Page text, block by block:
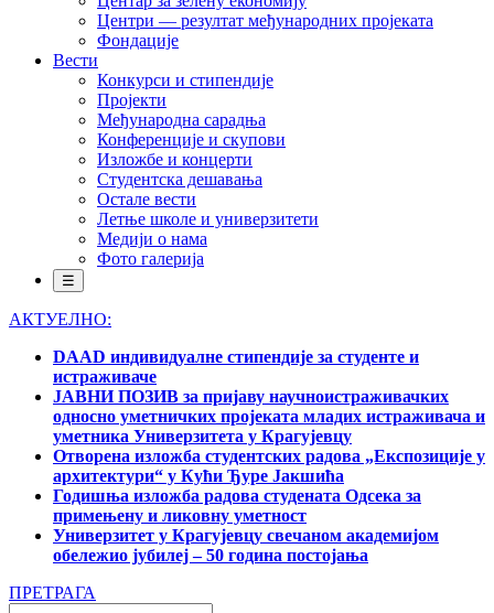
Центри — резултат међународних пројеката
Фондације
Вести
Конкурси и стипендије
Пројекти
Међународна сарадња
Конференције и скупови
Изложбе и концерти
Студентска дешавања
Остале вести
Летње школе и универзитети
Медији о нама
Фото галерија
☰
АКТУЕЛНО:
DAAD индивидуалне стипендије за студенте и
истраживаче
ЈАВНИ ПОЗИВ за пријаву научноистраживачких
односно уметничких пројеката младих истраживача и
уметника Универзитета у Крагујевцу
Отворена изложба студентских радова „Експозиције у
архитектури“ у Кући Ђуре Јакшића
Годишња изложба радова студената Одсека за
примењену и ликовну уметност
Универзитет у Крагујевцу свечаном академијом
обележио јубилеј – 50 година постојања
ПРЕТРАГА